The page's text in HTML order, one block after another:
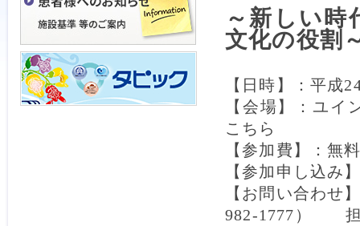
～新しい時
文化の役割
【日時】：平
【会場】：ユ
こちら
【参加費】：無
【参加申し込み
【お問い合わせ
982-1777）